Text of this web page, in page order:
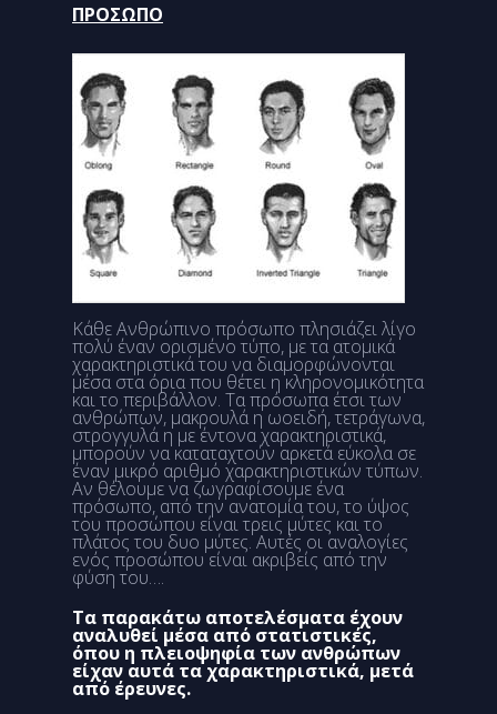
ΠΡΟΣΩΠΟ
Κάθε Ανθρώπινο πρόσωπο πλησιάζει λίγο
πολύ έναν ορισμένο τύπο, με τα ατομικά
χαρακτηριστικά του να διαμορφώνονται
μέσα στα όρια που θέτει η κληρονομικότητα
και το περιβάλλον. Τα πρόσωπα έτσι των
ανθρώπων, μακρουλά η ωοειδή, τετράγωνα,
στρογγυλά η με έντονα χαρακτηριστικά,
μπορούν να καταταχτούν αρκετά εύκολα σε
έναν μικρό αριθμό χαρακτηριστικών τύπων.
Αν θέλουμε να ζωγραφίσουμε ένα
πρόσωπο, από την ανατομία του, το ύψος
του προσώπου είναι τρεις μύτες και το
πλάτος του δυο μύτες. Αυτές οι αναλογίες
ενός προσώπου είναι ακριβείς από την
φύση του….
Τα παρακάτω αποτελέσματα έχουν
αναλυθεί μέσα από στατιστικές,
όπου η πλειοψηφία των ανθρώπων
είχαν αυτά τα χαρακτηριστικά, μετά
από έρευνες.